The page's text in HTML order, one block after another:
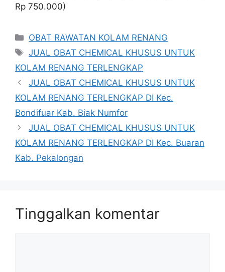
Rp 750.000)
Kategori
OBAT RAWATAN KOLAM RENANG
Tag
JUAL OBAT CHEMICAL KHUSUS UNTUK
KOLAM RENANG TERLENGKAP
JUAL OBAT CHEMICAL KHUSUS UNTUK
KOLAM RENANG TERLENGKAP DI Kec.
Bondifuar Kab. Biak Numfor
JUAL OBAT CHEMICAL KHUSUS UNTUK
KOLAM RENANG TERLENGKAP DI Kec. Buaran
Kab. Pekalongan
Tinggalkan komentar